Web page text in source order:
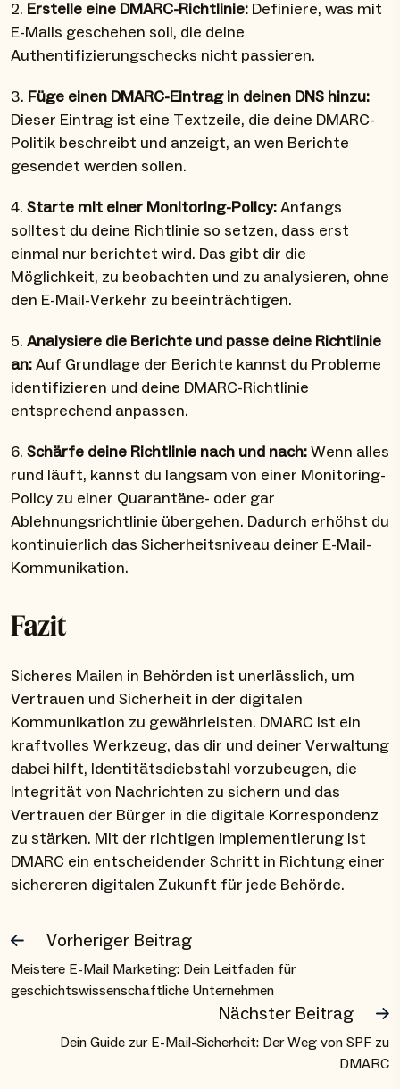
2. Erstelle eine DMARC-Richtlinie: Definiere, was mit
E-Mails geschehen soll, die deine
Authentifizierungschecks nicht passieren.
3. Füge einen DMARC-Eintrag in deinen DNS hinzu:
Dieser Eintrag ist eine Textzeile, die deine DMARC-
Politik beschreibt und anzeigt, an wen Berichte
gesendet werden sollen.
4. Starte mit einer Monitoring-Policy:Anfangs
solltest du deine Richtlinie so setzen, dass erst
einmal nur berichtet wird. Das gibt dir die
Möglichkeit, zu beobachten und zu analysieren, ohne
den E-Mail-Verkehr zu beeinträchtigen.
5. Analysiere die Berichte und passe deine Richtlinie
an:Auf Grundlage der Berichte kannst du Probleme
identifizieren und deine DMARC-Richtlinie
entsprechend anpassen.
6. Schärfe deine Richtlinie nach und nach:Wenn alles
rund läuft, kannst du langsam von einer Monitoring-
Policy zu einer Quarantäne- oder gar
Ablehnungsrichtlinie übergehen. Dadurch erhöhst du
kontinuierlich das Sicherheitsniveau deiner E-Mail-
Kommunikation.
Fazit
Sicheres Mailen in Behörden ist unerlässlich, um
Vertrauen und Sicherheit in der digitalen
Kommunikation zu gewährleisten. DMARC ist ein
kraftvolles Werkzeug, das dir und deiner Verwaltung
dabei hilft, Identitätsdiebstahl vorzubeugen, die
Integrität von Nachrichten zu sichern und das
Vertrauen der Bürger in die digitale Korrespondenz
zu stärken. Mit der richtigen Implementierung ist
DMARC ein entscheidender Schritt in Richtung einer
sichereren digitalen Zukunft für jede Behörde.
Vorheriger Beitrag
Meistere E-Mail Marketing: Dein Leitfaden für
geschichtswissenschaftliche Unternehmen
Nächster Beitrag
Dein Guide zur E-Mail-Sicherheit: Der Weg von SPF zu
DMARC